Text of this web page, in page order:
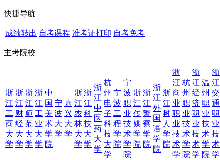
快捷导航
成绩转出 自考课程 准考证打印 自考免考
主考院校
浙
江
工
商
大
学
浙
江
财
经
大
学
浙
江
师
范
大
学
浙
江
工
业
大
学
中
国
美
术
学
院
宁
波
大
学
嘉
兴
大
学
浙
江
农
林
大
学
浙
江
科
技
大
学
浙
江
中
医
药
大
学
杭
州
电
子
科
技
大
学
宁
波
工
程
学
院
宁
波
职
业
技
术
学
院
浙
江
传
媒
学
院
浙
江
警
察
学
院
浙
江
外
国
语
学
院
浙
江
树
人
学
院
浙
江
商
业
职
业
技
术
学
杭
州
职
业
技
术
学
院
浙
江
经
济
职
业
技
术
学
温
州
职
业
技
术
学
院
浙
江
交
通
职
业
技
术
学